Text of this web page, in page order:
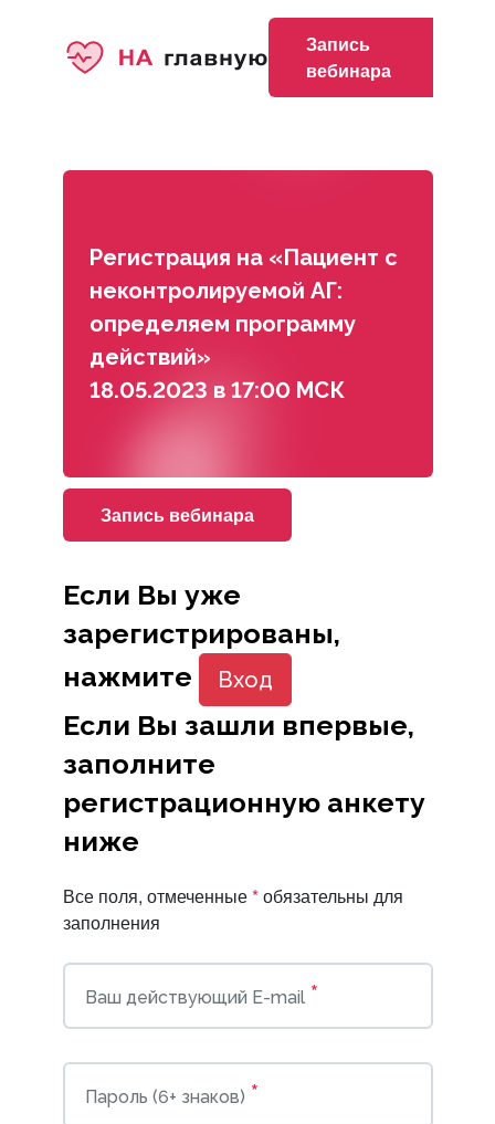
Запись
вебинара
Регистрация на «Пациент с
неконтролируемой АГ:
определяем программу
действий»
18.05.2023 в 17:00 МСК
Запись вебинара
Если Вы уже
зарегистрированы,
нажмите
Вход
Если Вы зашли впервые,
заполните
регистрационную анкету
ниже
Все поля, отмеченные*обязательны для
заполнения
Ваш действующий E-mail *
Пароль (6+ знаков) *